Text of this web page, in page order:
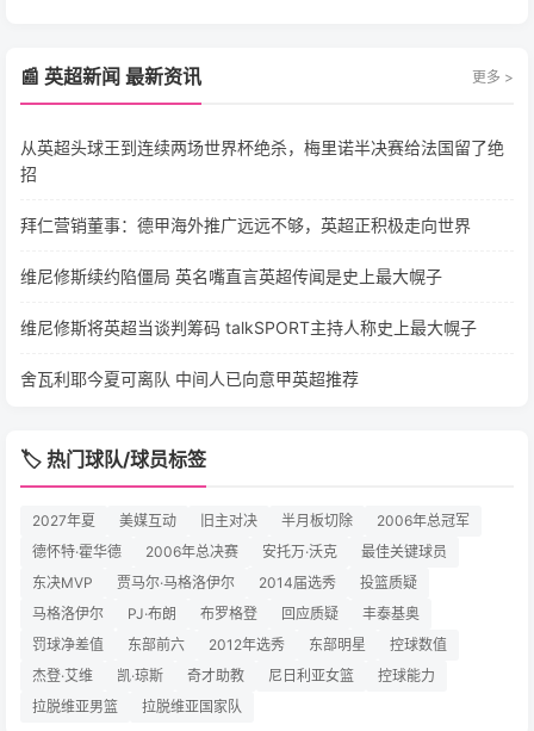
📰 英超新闻 最新资讯 更多 >
从英超头球王到连续两场世界杯绝杀，梅里诺半决赛给法国留了绝
招
拜仁营销董事：德甲海外推广远远不够，英超正积极走向世界
维尼修斯续约陷僵局 英名嘴直言英超传闻是史上最大幌子
维尼修斯将英超当谈判筹码 talkSPORT主持人称史上最大幌子
舍瓦利耶今夏可离队 中间人已向意甲英超推荐
🏷️ 热门球队/球员标签
2027年夏 美媒互动 旧主对决 半月板切除
2006年总冠军
德怀特·霍华德
2006年总决赛 安托万·沃克
最佳关键球员
东决MVP
贾马尔·马格洛伊尔 2014届选秀
投篮质疑
马格洛伊尔
PJ·布朗 布罗格登 回应质疑
丰泰基奥
罚球净差值
东部前六 2012年选秀 东部明星
控球数值
杰登·艾维
凯·琼斯 奇才助教 尼日利亚女篮
控球能力
拉脱维亚男篮
拉脱维亚国家队